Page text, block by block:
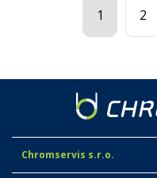
1 2
Chromservis s.r.o.